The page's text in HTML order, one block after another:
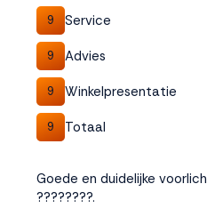
9 Service
9 Advies
9 Winkelpresentatie
9 Totaal
Goede en duidelijke
????????.